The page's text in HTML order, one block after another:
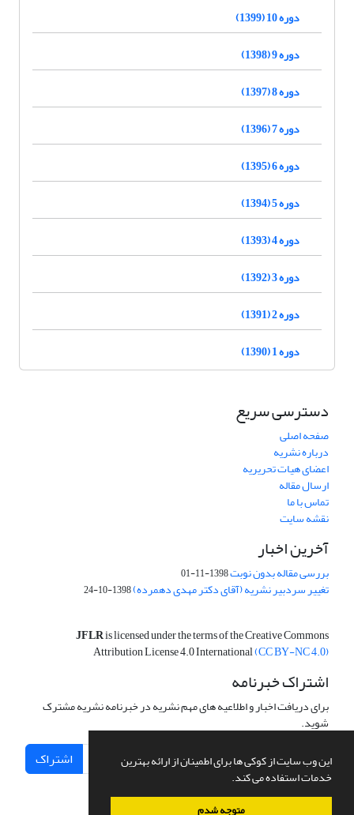
این وب سایت از کوکی ها برای اطمینان از ارائه بهترین
خدمات استفاده می کند.
متوجه شدم
دوره 10 (1399)
دوره 9 (1398)
دوره 8 (1397)
دوره 7 (1396)
دوره 6 (1395)
دوره 5 (1394)
دوره 4 (1393)
دوره 3 (1392)
دوره 2 (1391)
دوره 1 (1390)
دسترسی سریع
صفحه اصلی
درباره نشریه
اعضای هیات تحریریه
ارسال مقاله
تماس با ما
نقشه سایت
آخرین اخبار
بررسی مقاله بدون نوبت1398-11-01
تغییر سردبیر نشریه (آقای دکتر مهدی دهمرده)1398-10-24
JFLRis licensed under the terms of the Creative Commons
Attribution License 4.0 International(CC BY-NC 4.0)
اشتراک خبرنامه
برای دریافت اخبار و اطلاعیه های مهم نشریه در خبرنامه نشریه مشترک
شوید.
اشتراک